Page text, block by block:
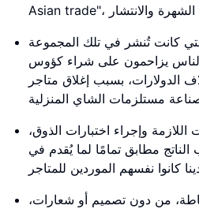
كانت تُنشر في تلك المجموعة
الناس يزاحمون على شراء كؤوس
الدولارات، بسبب إغلاق متاجر
وإجراء اختبارات الذوق،
الناتج مطابق تمامًا لما يُقدم في
من دون تصميم أو شعارات،